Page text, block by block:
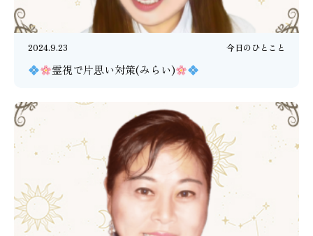
2024.9.23 今日のひとこと
霊視で片思い対策(みらい)